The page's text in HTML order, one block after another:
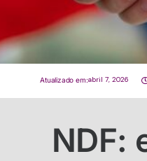
Atualizado em:abril 7, 2026
NDF: